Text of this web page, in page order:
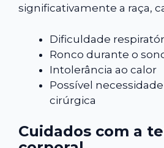
significativamente a raça,
Dificuldade
Ronco durante o
Intolerância ao calor
Possível
cirúrgica
Cuidados com a